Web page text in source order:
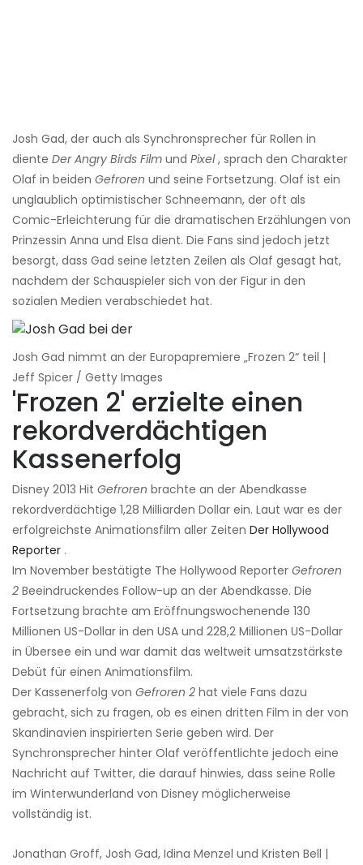
Josh Gad, der auch als Synchronsprecher für Rollen in
diente Der Angry Birds Film und Pixel, sprach den Charakter
Olaf in beiden Gefroren und seine Fortsetzung. Olaf ist ein
unglaublich optimistischer Schneemann, der oft als
Comic-Erleichterung für die dramatischen Erzählungen von
Prinzessin Anna und Elsa dient. Die Fans sind jedoch jetzt
besorgt, dass Gad seine letzten Zeilen als Olaf gesagt hat,
nachdem der Schauspieler sich von der Figur in den
sozialen Medien verabschiedet hat.
Josh Gad nimmt an der Europapremiere „Frozen 2“ teil |
Jeff Spicer / Getty Images
'Frozen 2' erzielte einen
rekordverdächtigen
Kassenerfolg
Disney 2013 Hit Gefroren brachte an der Abendkasse
rekordverdächtige 1,28 Milliarden Dollar ein. Laut war es der
erfolgreichste Animationsfilm aller Zeiten Der Hollywood
Reporter .
Im November bestätigte The Hollywood Reporter Gefroren
2 Beeindruckendes Follow-up an der Abendkasse. Die
Fortsetzung brachte am Eröffnungswochenende 130
Millionen US-Dollar in den USA und 228,2 Millionen US-Dollar
in Übersee ein und war damit das weltweit umsatzstärkste
Debüt für einen Animationsfilm.
Der Kassenerfolg von Gefroren 2 hat viele Fans dazu
gebracht, sich zu fragen, ob es einen dritten Film in der von
Skandinavien inspirierten Serie geben wird. Der
Synchronsprecher hinter Olaf veröffentlichte jedoch eine
Nachricht auf Twitter, die darauf hinwies, dass seine Rolle
im Winterwunderland von Disney möglicherweise
vollständig ist.
Jonathan Groff, Josh Gad, Idina Menzel und Kristen Bell |